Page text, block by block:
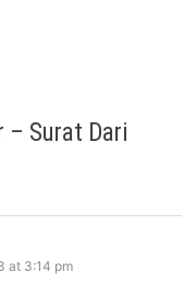
– Surat Dari
at 3:14 pm